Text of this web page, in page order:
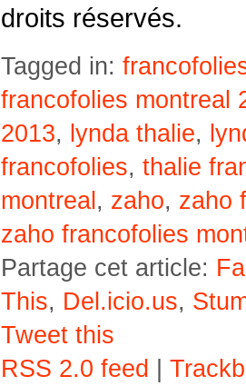
droits réservés.
Tagged in:
francofolies montreal
2013, lynda thalie,
francofolies, thalie
montreal , zaho, zaho
zaho francofolies
Partage cet article:
This, Del.icio.us,
Tweet this
RSS 2.0 feed